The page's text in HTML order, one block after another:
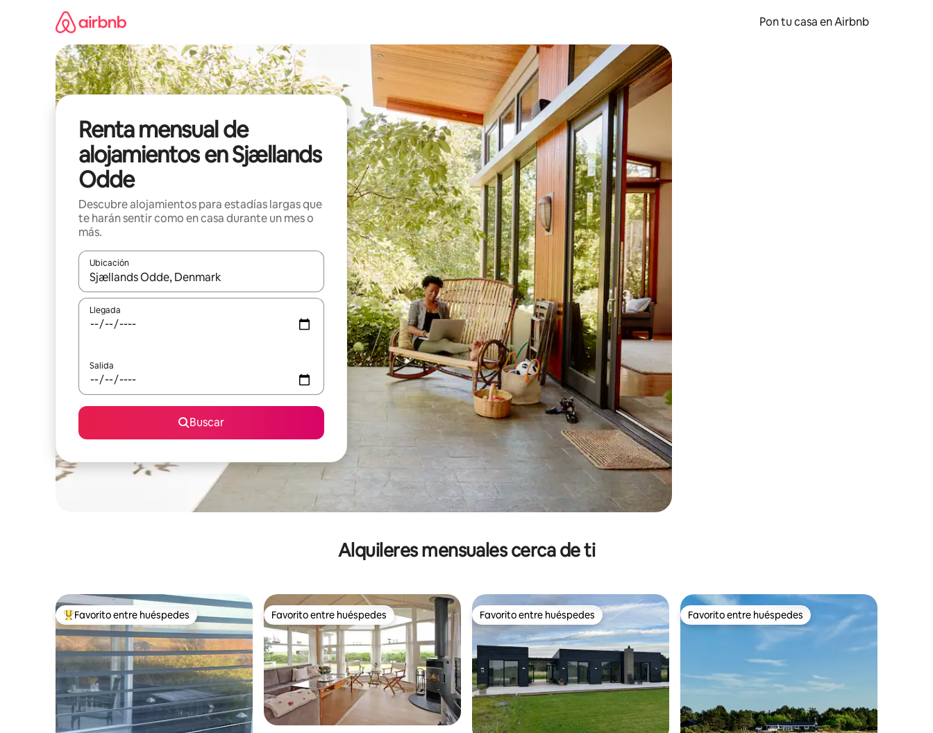
Pon tu casa en Airbnb
Renta mensual de
alojamientos en Sjællands
Odde
Descubre alojamientos para estadías largas que
te harán sentir como en casa durante un mes o
más.
Ubicación
Cuando los resultados estén disponibles, navega con las teclas de flecha hacia arriba y hacia abajo o explora con el tacto o desliza el dedo.
Llegada
Salida
Buscar
Alquileres mensuales cerca de ti
Favorito entre huéspedes preferido
Favorito entre huéspedes Favorito entre huéspedes
Favorito entre huéspedes Favorito entre huéspedes
Favorito entre huéspedes Favorito entre huéspedes
Favorito entre huéspedes